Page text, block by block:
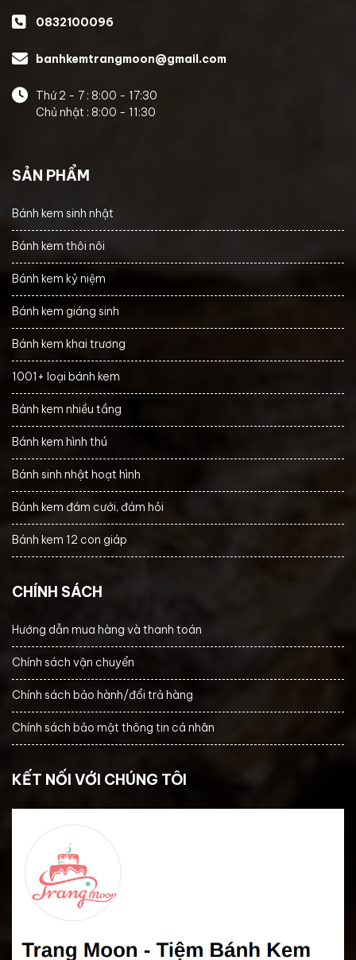
0832100096
banhkemtrangmoon@gmail.com
Thứ 2 - 7 : 8:00 - 17:30
Chủ nhật : 8:00 - 11:30
SẢN PHẨM
Bánh kem sinh nhật
Bánh kem thôi nôi
Bánh kem kỷ niệm
Bánh kem giáng sinh
Bánh kem khai trương
1001+ loại bánh kem
Bánh kem nhiều tầng
Bánh kem hình thú
Bánh sinh nhật hoạt hình
Bánh kem đám cưới, đám hỏi
Bánh kem 12 con giáp
CHÍNH SÁCH
Hướng dẫn mua hàng và thanh toán
Chính sách vận chuyển
Chính sách bảo hành/đổi trả hàng
Chính sách bảo mật thông tin cá nhân
KẾT NỐI VỚI CHÚNG TÔI